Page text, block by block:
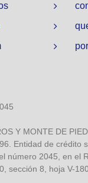
Y MONTE DE
Entidad de crédito
número 2045, en el
sección 8, hoja V-